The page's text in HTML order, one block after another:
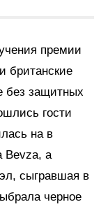
премии
британские
без защитных
гости
на в
Bevza, а
сыгравшая в
черное